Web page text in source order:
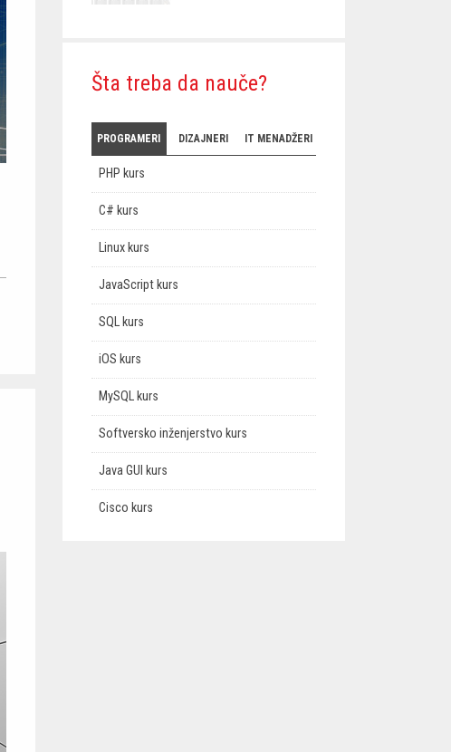
Šta treba da nauče?
PROGRAMERI DIZAJNERI IT MENADŽERI
PHP kurs
C# kurs
Linux kurs
JavaScript kurs
SQL kurs
iOS kurs
MySQL kurs
Softversko inženjerstvo kurs
Java GUI kurs
Cisco kurs